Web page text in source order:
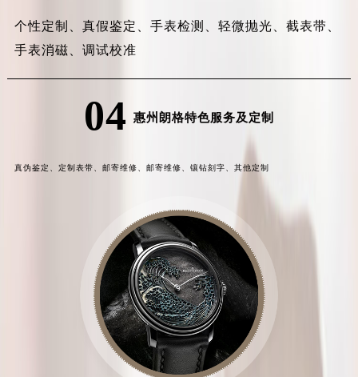
个性定制、 真假鉴定、 手表检测、 轻微抛光、 截表带、
手表消磁、 调试校准
04 惠州朗格特色服务及定制
真伪鉴定、 定制表带、 邮寄维修、 邮寄维修、 镶钻刻字、 其他定制